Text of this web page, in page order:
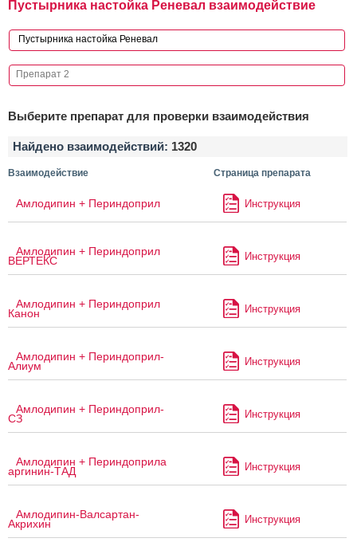
Пустырника настойка Реневал взаимодействие
Выберите препарат для проверки взаимодействия
Найдено взаимодействий: 1320
Взаимодействие Страница препарата
Амлодипин + Периндоприл Инструкция
Амлодипин + Периндоприл
ВЕРТЕКС Инструкция
Амлодипин + Периндоприл
Канон Инструкция
Амлодипин + Периндоприл-
Алиум Инструкция
Амлодипин + Периндоприл-
СЗ Инструкция
Амлодипин + Периндоприла
аргинин-ТАД Инструкция
Амлодипин-Валсартан-
Акрихин Инструкция